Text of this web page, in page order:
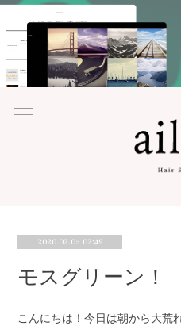
2020.02.05 02:49
モスグリーン！
こんにちは！今日は朝から大荒